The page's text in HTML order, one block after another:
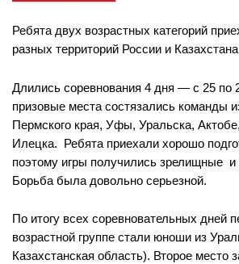
Ребята двух возрастных категорий
разных территорий России и Казахстана
Длились соревнования 4 дня — с 25 по
призовые места состязались команды
Пермского края, Уфы, Уральска,
Илецка. Ребята приехали хорошо
поэтому игры получились зрелищные и
Борьба была довольно серьезной.
По итогу всех соревновательных дней
возрастной группе стали юноши из
Казахстанская область). Второе место